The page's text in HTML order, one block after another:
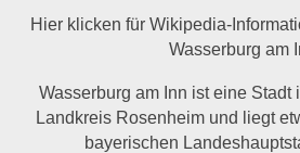
Hier klicken für Wikipedia-
Wasserburg am
Wasserburg am Inn ist eine Stadt
Landkreis Rosenheim und liegt
bayerischen